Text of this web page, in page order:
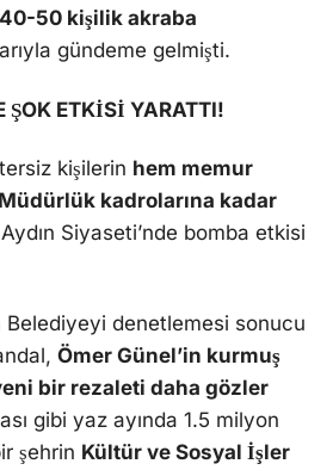
50 kişilik akraba
gündeme gelmişti.
ŞOK ETKİSİ YARATTI!
kişilerin hem memur
kadrolarına kadar
Siyaseti’nde bomba etkisi
Belediyeyi denetlemesi sonucu
Ömer Günel’in kurmuş
bir rezaleti daha gözler
gibi yaz ayında 1.5 milyon
şehrin Kültür ve Sosyal İşler